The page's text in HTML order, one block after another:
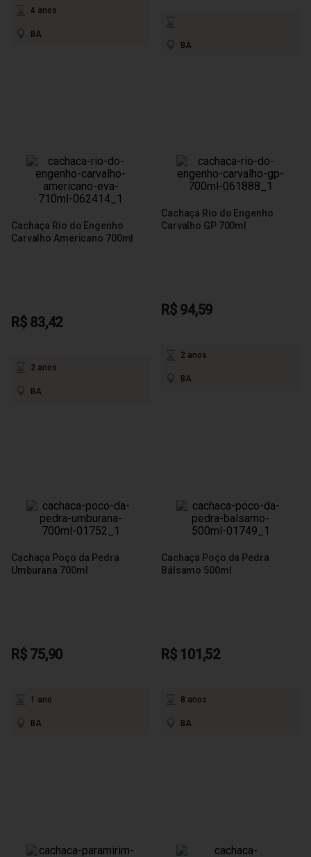
4 anos
BA
BA
Cachaça Rio do Engenho
Carvalho Americano 700ml
R$ 83,42
2 anos
BA
Cachaça Rio do Engenho
Carvalho GP 700ml
R$ 94,59
2 anos
BA
Cachaça Poço da Pedra
Umburana 700ml
R$ 75,90
1 ano
BA
Cachaça Poço da Pedra
Bálsamo 500ml
R$ 101,52
8 anos
BA